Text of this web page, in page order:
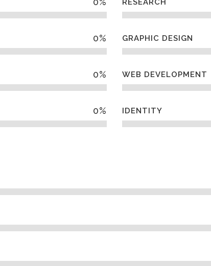
0%
0%
0%
RESEARCH
GRAPHIC DESIGN
WEB DEVELOPMENT
IDENTITY
Urbanas Cálculo de estructuras